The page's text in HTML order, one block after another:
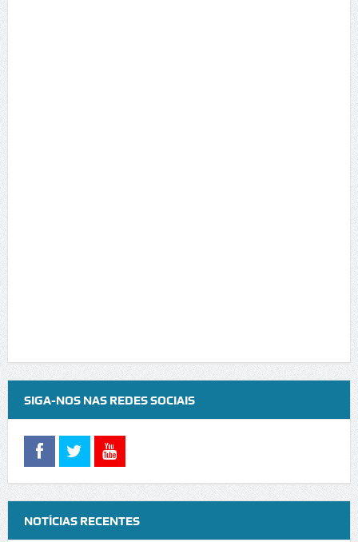
SIGA-NOS NAS REDES SOCIAIS
NOTÍCIAS RECENTES